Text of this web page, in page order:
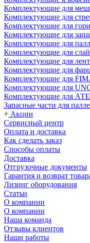
Комплектующие для
Комплектующие для
Комплектующие для
Комплектующие для
Комплектующие для
Комплектующие для
Комплектующие для
Комплектующие для
Комплектующие для
Комплектующие для
Комплектующие для
Запасные части для
Акции
Сервисный центр
Оплата и доставка
Как сделать заказ
Способы оплаты
Доставка
Отгрузочные документы
Гарантия и возврат
Лизинг оборудования
Статьи
О компании
О компании
Наша команда
Отзывы клиентов
Наши работы